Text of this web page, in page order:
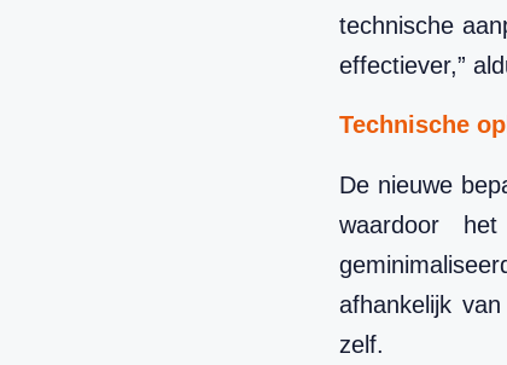
technische
effectiever,”
Technische
De nieuwe
waardoor
afhankelijk
zelf.